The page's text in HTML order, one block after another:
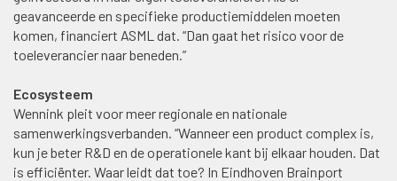
geavanceerde en specifieke productiemiddelen moeten
komen, financiert ASML dat. “Dan gaat het risico voor de
toeleverancier naar beneden.”
Ecosysteem
Wennink pleit voor meer regionale en nationale
samenwerkingsverbanden. “Wanneer een product complex is,
kun je beter R&D en de operationele kant bij elkaar houden. Dat
is efficiënter. Waar leidt dat toe? In Eindhoven Brainport